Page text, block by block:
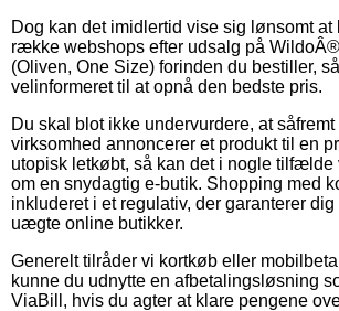
Dog kan det imidlertid vise sig lønsomt at
række webshops efter udsalg på
(Oliven, One Size) forinden du bestiller,
velinformeret til at opnå den bedste pris.
Du skal blot ikke undervurdere, at
virksomhed annoncerer et produkt til en
utopisk letkøbt, så kan det i nogle
om en snydagtig e-butik. Shopping med
inkluderet i et regulativ, der garanterer
uægte online butikker.
Generelt tilråder vi kortkøb eller
kunne du udnytte en afbetalingsløsning
ViaBill, hvis du agter at klare pengene